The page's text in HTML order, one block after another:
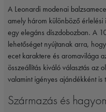
A Leonardi modenai
amely három különböző érlelési
egy elegáns díszdobozban. A
lehetőséget nyújtanak arra,
ecet karaktere és aromavilága
összeállítás kiváló választás az
valamint igényes ajándékként is
Származás és